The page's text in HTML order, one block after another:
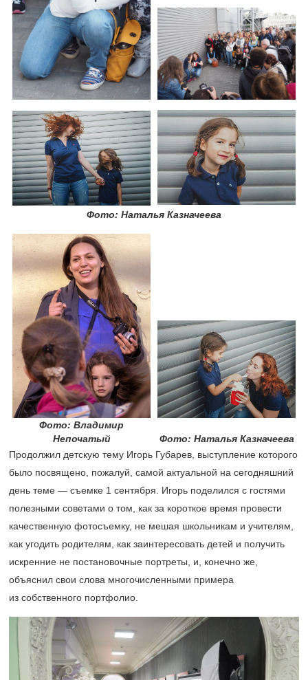
Фото: Наталья Казначеева
Фото: Владимир
Непочатый
Фото: Наталья Казначеева
Продолжил детскую тему Игорь Губарев, выступление которого
было посвящено, пожалуй, самой актуальной на сегодняшний
день теме — съемке 1 сентября. Игорь поделился с гостями
полезными советами о том, как за короткое время провести
качественную фотосъемку, не мешая школьникам и учителям,
как угодить родителям, как заинтересовать детей и получить
искренние не постановочные портреты, и, конечно же,
объяснил свои слова многочисленными примера
из собственного портфолио.